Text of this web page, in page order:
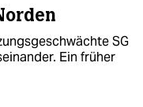
SG
Ein früher